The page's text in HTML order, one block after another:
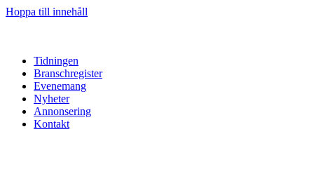
Hoppa till innehåll
Tidningen
Branschregister
Evenemang
Nyheter
Annonsering
Kontakt